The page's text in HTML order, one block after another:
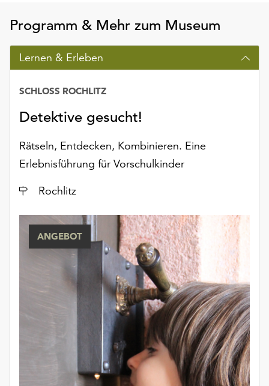
Programm & Mehr zum Museum
Lernen & Erleben
Detektive gesucht!
SCHLOSS ROCHLITZ
Rätseln, Entdecken, Kombinieren. Eine
Erlebnisführung für Vorschulkinder
Ort
Rochlitz
ANGEBOT